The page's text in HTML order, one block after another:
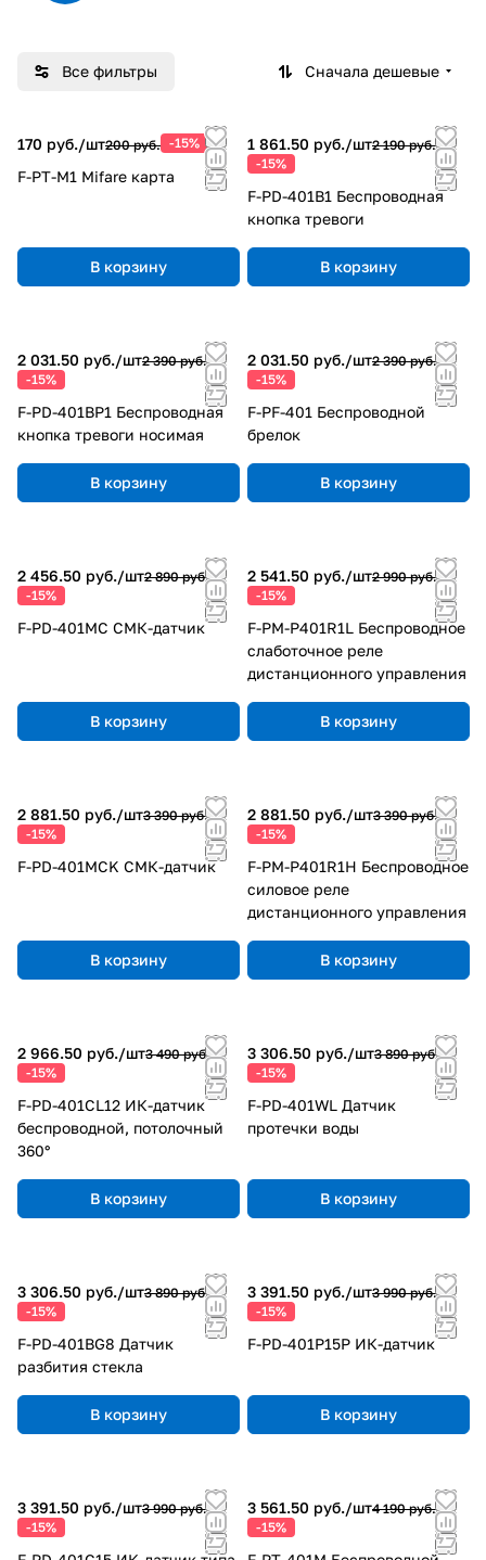
Все фильтры Сначала дешевые
170 руб./шт200 руб. -15%
F-PT-M1 Mifare карта
В корзину
1 861.50 руб./шт2 190 руб.
-15%
F-PD-401B1 Беспроводная
кнопка тревоги
В корзину
2 031.50 руб./шт2 390 руб.
-15%
F-PD-401BP1 Беспроводная
кнопка тревоги носимая
В корзину
2 031.50 руб./шт2 390 руб.
-15%
F-PF-401 Беспроводной
брелок
В корзину
2 456.50 руб./шт2 890 руб.
-15%
F-PD-401MC СМК-датчик
В корзину
2 541.50 руб./шт2 990 руб.
-15%
F-PM-P401R1L Беспроводное
слаботочное реле
дистанционного управления
В корзину
2 881.50 руб./шт3 390 руб.
-15%
F-PD-401MCK СМК-датчик
В корзину
2 881.50 руб./шт3 390 руб.
-15%
F-PM-P401R1H Беспроводное
силовое реле
дистанционного управления
В корзину
2 966.50 руб./шт3 490 руб.
-15%
F-PD-401CL12 ИК-датчик
беспроводной, потолочный
360°
В корзину
3 306.50 руб./шт3 890 руб.
-15%
F-PD-401WL Датчик
протечки воды
В корзину
3 306.50 руб./шт3 890 руб.
-15%
F-PD-401BG8 Датчик
разбития стекла
В корзину
3 391.50 руб./шт3 990 руб.
-15%
F-PD-401P15P ИК-датчик
В корзину
3 391.50 руб./шт3 990 руб.
-15%
3 561.50 руб./шт4 190 руб.
-15%